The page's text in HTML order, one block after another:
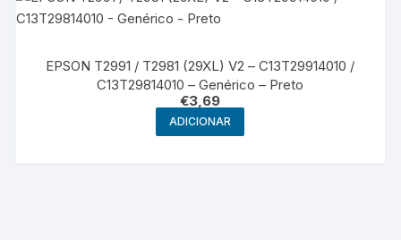
EPSON T2991 / T2981 (29XL) V2 – C13T29914010 /
C13T29814010 – Genérico – Preto
€3,69
ADICIONAR